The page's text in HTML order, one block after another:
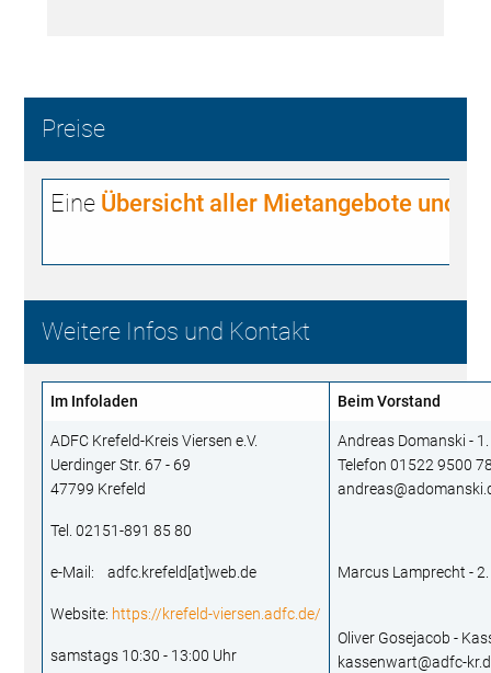
Preise
Eine Übersicht aller Mietangebote und
Weitere Infos und Kontakt
Im Infoladen Beim Vorstand
ADFC Krefeld-Kreis Viersen e.V.
Uerdinger Str. 67 - 69
47799 Krefeld
Tel. 02151-891 85 80
e-Mail: adfc.krefeld[at]web.de
Website: https://krefeld-viersen.adfc.de/
samstags 10:30 - 13:00 Uhr
Andreas Domanski -
Telefon 01522 9500
Marcus Lamprecht -
Oliver Gosejacob -
kassenwart@adfc-